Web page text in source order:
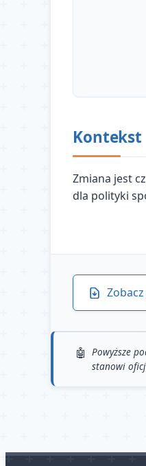
Kontekst
Zmiana jest
dla polityki
Powyższe
stanowi